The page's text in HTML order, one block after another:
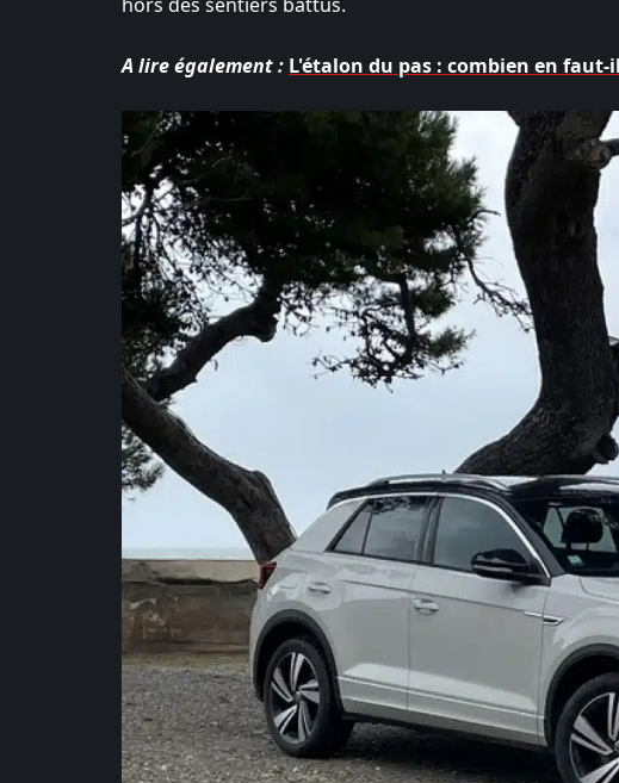
A lire également : L'étalon du pas : combien en